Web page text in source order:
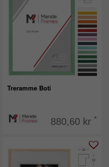
Treramme Boti
880,60 kr *